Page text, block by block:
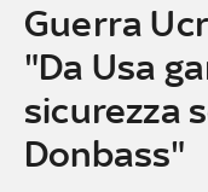
Guerra
"Da Usa
sicurezza
Donbass"